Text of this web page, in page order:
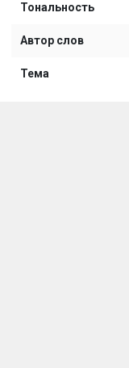
Тональность
Автор слов
Тема